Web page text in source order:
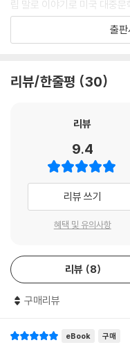
“아무도 나를 건드릴 수 없어
았단 말일세. 그냥 날 좀 내버
--- p.327
다. 이 바람이 산 고개를 넘어
가 가려워지고 괜히 초조해진
으로 끝난다. 유순하고 가냘
을 노려본다. 어떤 일이든 가
--- p.343
지. 물론 대비를 못 한 탓도 있
안 이빨을 닦을 때마다 자네
참 유감이야. 좀 어수룩한 구
고 있는 신세야. 물론 여긴 이
립 말로 이야기로 미국 대중
드 챈들러의 단편선이 현대문
잡지인 펄프 매거진을 읽으며
박자는 총을 쏘지 않는다」
180달러에 판매되고, 마흔
뷔하게 된다. 그 후 5년간 공들
자들의 큰 호응을 얻으며 성
연작 『안녕 내 사랑』『기나
는 “위대한 미스터리는 캐릭
장편소설을 쓰는 중간중간, 그
의로운 탐정들이 나오는 단
받는다. 펄프 매거진에 연재
때문이다. 그의 소설에는 어린
출판
리뷰/한줄평 30
리뷰
9.4
리뷰 쓰기
혜택 및 유의사항
리뷰 8
구매리뷰
eBook 구매